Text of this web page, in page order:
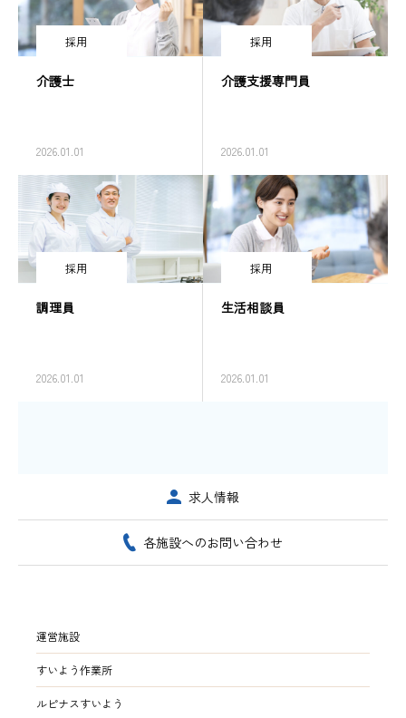
採用
介護士
2026.01.01
採用
介護支援専門員
2026.01.01
採用
調理員
2026.01.01
採用
生活相談員
2026.01.01
求人情報
各施設へのお問い合わせ
運営施設
すいよう作業所
ルピナスすいよう